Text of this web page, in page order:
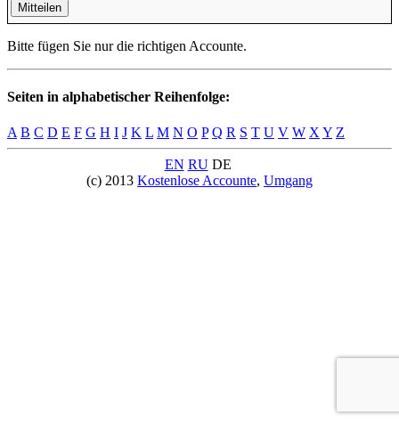
Mitteilen
Bitte fügen Sie nur die richtigen Accounte.
Seiten in alphabetischer Reihenfolge:
A B C D E F G H I J K L M N O P Q R S T U V W X Y Z
EN RUDE
(c) 2013 Kostenlose Accounte, Umgang